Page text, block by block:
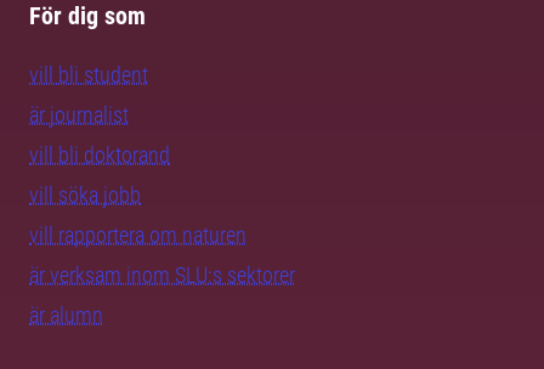
För dig som
vill bli student
är journalist
vill bli doktorand
vill söka jobb
vill rapportera om naturen
är verksam inom SLU:s sektorer
är alumn